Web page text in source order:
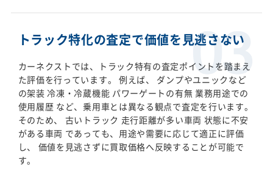
トラック特化の査定で価値を見逃さない
カーネクストでは、トラック特有の査定ポイントを踏まえ
た評価を行っています。 例えば、 ダンプやユニックなど
の架装 冷凍・冷蔵機能 パワーゲートの有無 業務用途での
使用履歴 など、乗用車とは異なる観点で査定を行います。
そのため、 古いトラック 走行距離が多い車両 状態に不安
がある車両 であっても、用途や需要に応じて適正に評価
し、 価値を見逃さずに買取価格へ反映することが可能で
す。